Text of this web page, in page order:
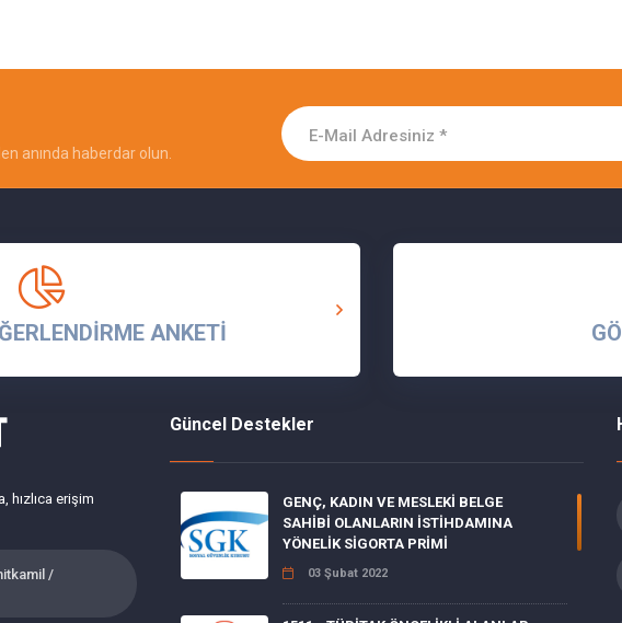
anında haberdar olun.
ANKETİ
hızlıca erişim
/
Güncel Destekler
GENÇ, KADIN VE MESLEKİ BELGE
SAHİBİ OLANLARIN İSTİHDAMINA
YÖNELİK SİGORTA PRİMİ
03 Şubat 2022